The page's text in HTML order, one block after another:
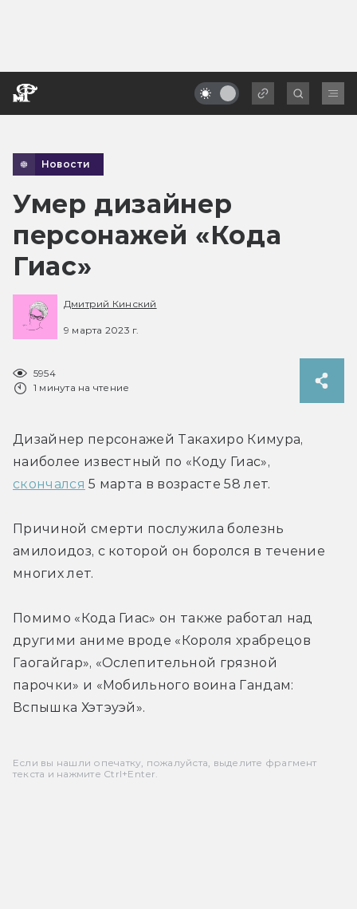
Новости
Умер дизайнер
персонажей «Кода
Гиас»
Дмитрий Кинский
9 марта 2023 г.
5954
1 минута на чтение
Дизайнер персонажей Такахиро Кимура,
скончался 5 марта в возрасте 58 лет.
Причиной смерти послужила болезнь
амилоидоз, с которой он боролся в течение
многих лет.
Помимо «Кода Гиас» он также работал над
другими аниме вроде «Короля храбрецов
Гаогайгар», «Ослепительной грязной
парочки» и «Мобильного воина Гандам:
Вспышка Хэтэуэй».
Если вы нашли опечатку, пожалуйста, выделите фрагмент
текста и нажмите Ctrl+Enter.